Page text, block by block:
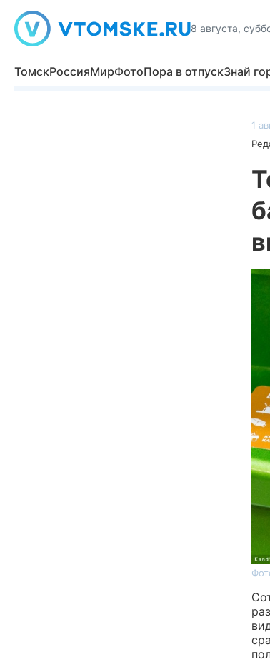
8 августа,
ТомскРоссияМирФотоПора в отпускЗнай
1